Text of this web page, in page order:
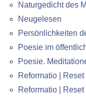
Naturgedicht des
Neugelesen
Persönlichkeiten
Poesie im
Poesie.
Reformatio | Reset
Reformatio |